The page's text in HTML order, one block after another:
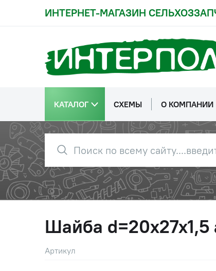
ИНТЕРНЕТ-МАГАЗИН
КАТАЛОГ СХЕМЫ О КОМПАНИИ
Шайба
Артикул